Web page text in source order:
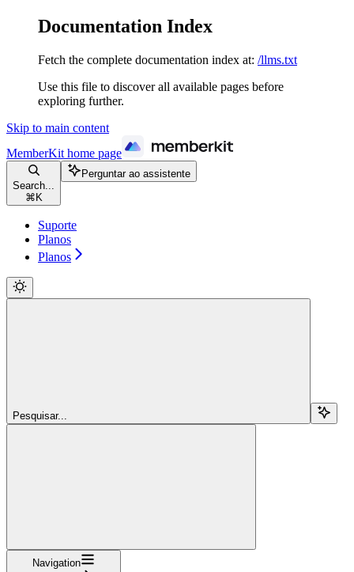
Documentation Index
Fetch the complete documentation index at: /llms.txt
Use this file to discover all available pages before
exploring further.
Skip to main content
MemberKit home page
Search...
⌘ K
Perguntar ao assistente
Suporte
Planos
Planos
Pesquisar...
Navigation